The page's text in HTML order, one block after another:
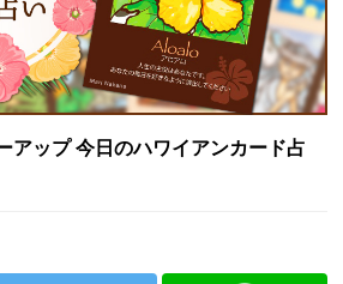
アップ 今日のハワイアンカード占